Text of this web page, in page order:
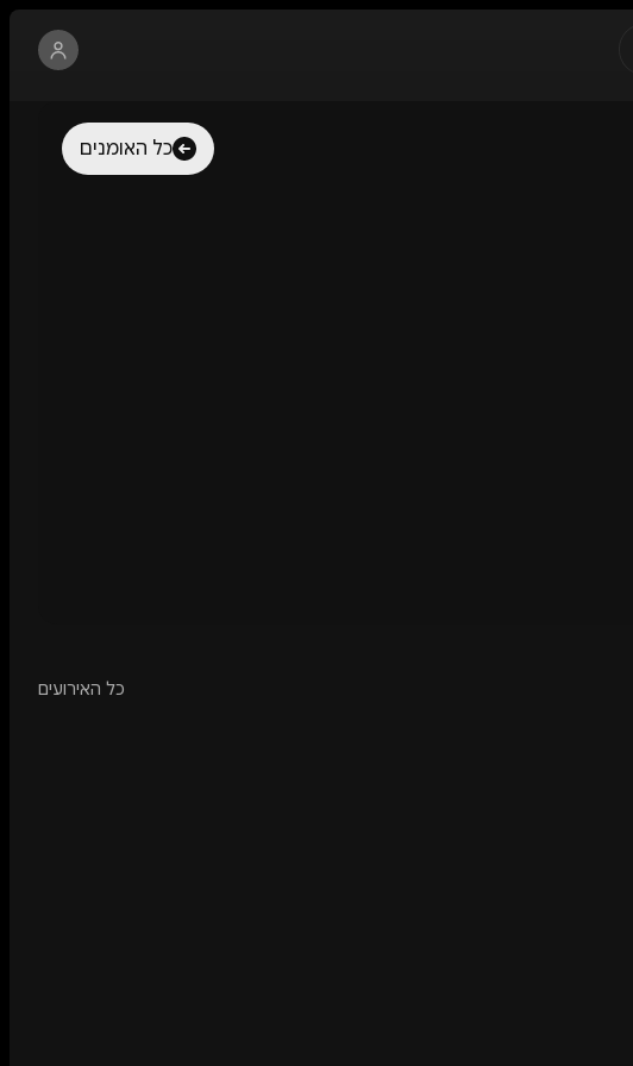
כל האומנים
כל האירועים